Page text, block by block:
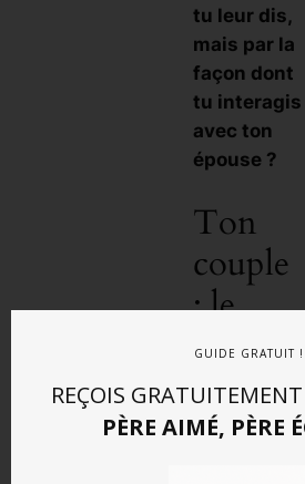
tu leur dis,
mais par la
façon dont
tu interagis
avec ton
épouse ?
Ton
couple
: le
premie
r
modèle
GUIDE GRATUIT !
REÇOIS
PÈRE AIMÉ, PÈRE